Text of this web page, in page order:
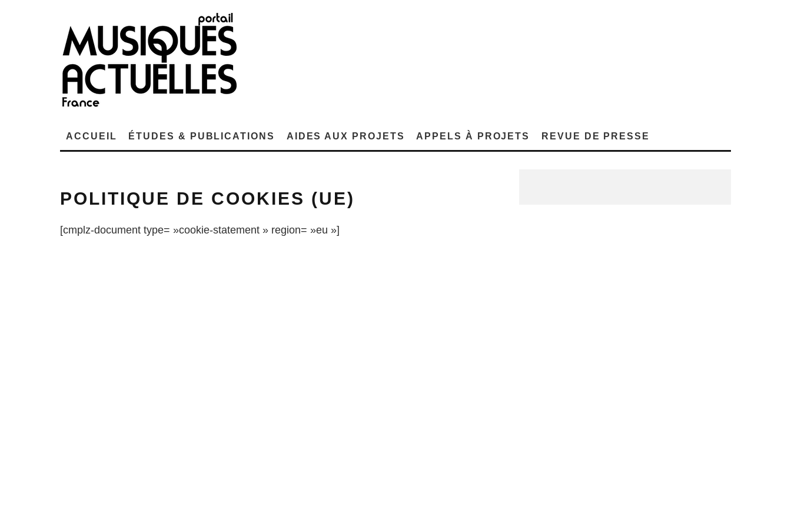
ACCUEIL ÉTUDES & PUBLICATIONS AIDES AUX PROJETS APPELS À PROJETS REVUE DE PRESSE
POLITIQUE DE COOKIES (UE)
[cmplz-document type= »cookie-statement » region= »eu »]